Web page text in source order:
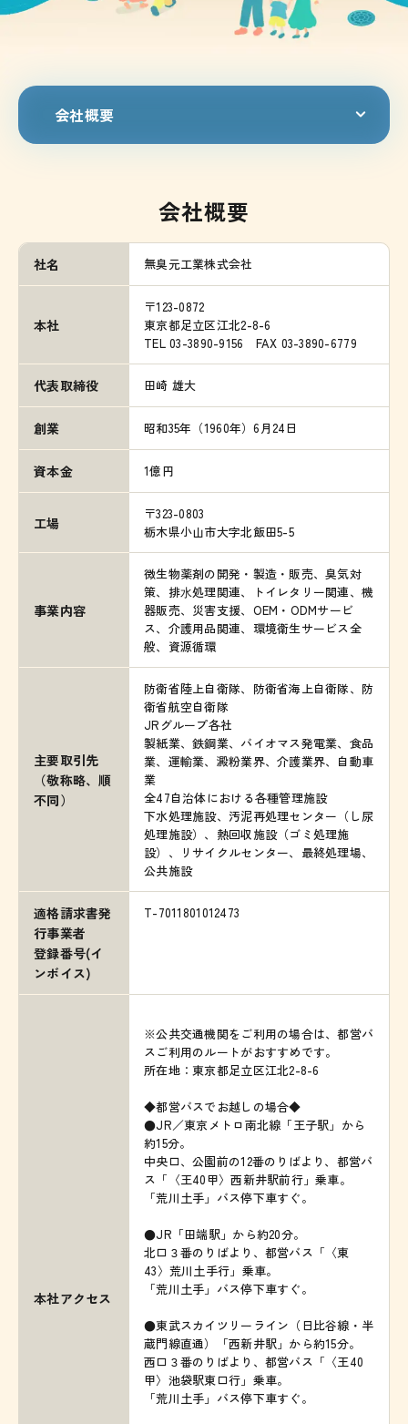
会社概要
会社概要
社名 無臭元工業株式会社
本社
〒123-0872
東京都足立区江北2-8-6
TEL 03-3890-9156 FAX 03-3890-6779
代表取締役 田崎 雄大
創業 昭和35年（1960年）6月24日
資本金 1億円
工場
〒323-0803
栃木県小山市大字北飯田5-5
事業内容
微生物薬剤の開発・製造・販売、臭気対
策、排⽔処理関連、トイレタリー関連、機
器販売、災害支援、OEM・ODMサービ
ス、介護用品関連、環境衛生サービス全
般、資源循環
主要取引先
（敬称略、順
不同）
防衛省陸上自衛隊、防衛省海上自衛隊、防
衛省航空自衛隊
JRグループ各社
製紙業、鉄鋼業、バイオマス発電業、食品
業、運輸業、澱粉業界、介護業界、自動車
業
全47自治体における各種管理施設
下水処理施設、汚泥再処理センター（し尿
処理施設）、熱回収施設（ゴミ処理施
設）、リサイクルセンター、最終処理場、
公共施設
適格請求書発
行事業者
登録番号(イ
ンボイス)
T-7011801012473
本社アクセス
※公共交通機関をご利用の場合は、都営バ
スご利用のルートがおすすめです。
所在地：東京都足立区江北2-8-6
◆都営バスでお越しの場合◆
●JR／東京メトロ南北線「王子駅」から
約15分。
中央口、公園前の12番のりばより、都営バ
ス「〈王40甲〉西新井駅前行」乗車。
「荒川土手」バス停下車すぐ。
●JR「田端駅」から約20分。
北口３番のりばより、都営バス「〈東
43〉荒川土手行」乗車。
「荒川土手」バス停下車すぐ。
●東武スカイツリーライン（日比谷線・半
蔵門線直通）「西新井駅」から約15分。
西口３番のりばより、都営バス「〈王40
甲〉池袋駅東口行」乗車。
「荒川土手」バス停下車すぐ。